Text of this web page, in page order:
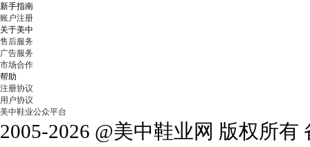
新手指南
账户注册
关于美中
售后服务
广告服务
市场合作
帮助
注册协议
用户协议
美中鞋业公众平台
2005-2026 @美中鞋业网 版权所有